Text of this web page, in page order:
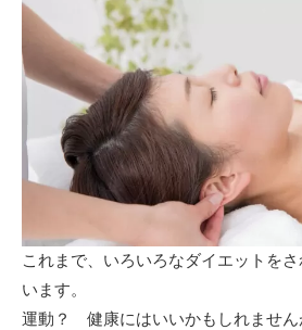
これまで、いろいろなダイエットを
います。
運動？ 健康にはいいかもしれません